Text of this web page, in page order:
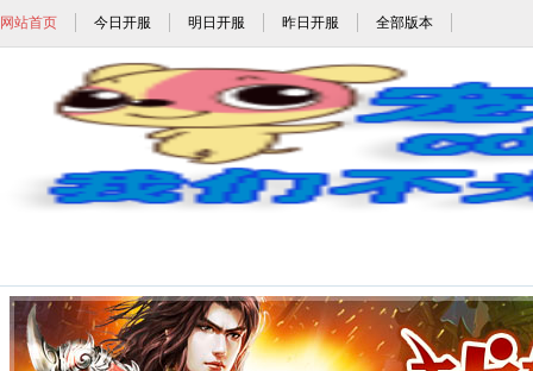
网站首页 今日开服 明日开服 昨日开服 全部版本